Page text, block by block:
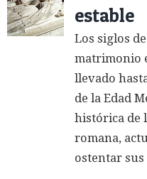
estable
Los siglos
matrimonio
llevado
de la Edad
histórica de
romana,
ostentar sus